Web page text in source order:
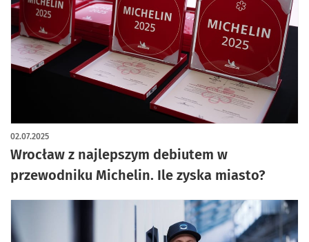
Wrocław z najlepszym debiutem w
przewodniku Michelin. Ile zyska miasto?
02.07.2025